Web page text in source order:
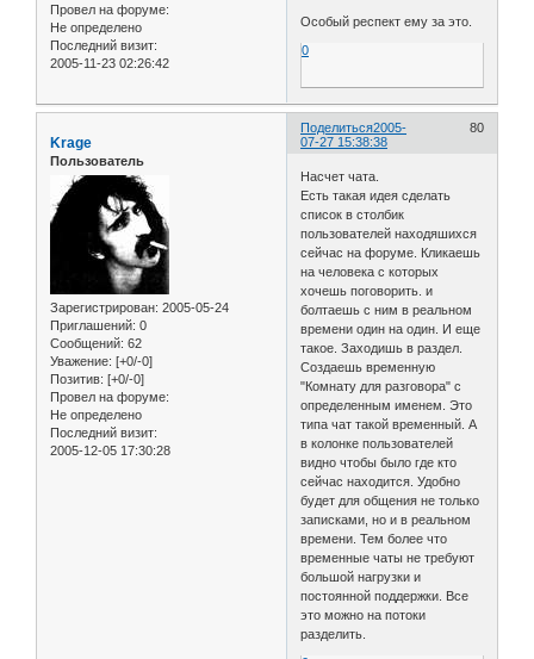
Провел на форуме:
Не определено
Последний визит:
2005-11-23 02:26:42
Особый респект ему за это.
0
Поделиться 80
2005-
07-27 15:38:38
Krage
Пользователь
Зарегистрирован: 2005-05-24
Приглашений: 0
Сообщений: 62
Уважение: [+0/-0]
Позитив: [+0/-0]
Провел на форуме:
Не определено
Последний визит:
2005-12-05 17:30:28
Насчет чата.
Есть такая идея сделать
список в столбик
пользователей находяшихся
сейчас на форуме. Кликаешь
на человека с которых
хочешь поговорить. и
болтаешь с ним в реальном
времени один на один. И еще
такое. Заходишь в раздел.
Создаешь временную
"Комнату для разговора" с
определенным именем. Это
типа чат такой временный. А
в колонке пользователей
видно чтобы было где кто
сейчас находится. Удобно
будет для общения не только
записками, но и в реальном
времени. Тем более что
временные чаты не требуют
большой нагрузки и
постоянной поддержки. Все
это можно на потоки
разделить.